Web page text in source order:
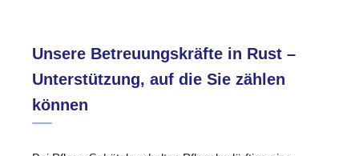
Unsere Betreuungskräfte in Rust –
Unterstützung, auf die Sie zählen
können